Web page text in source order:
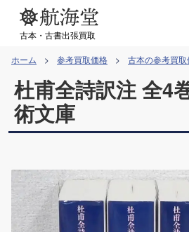
古本・古書出張買取
ホーム 参考買取価格 古本の参考買取
杜甫全詩訳注 全
術文庫